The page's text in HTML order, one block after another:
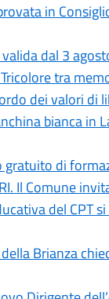
in
dal 3
tra
dei valori di
bianca in
di
Il Comune
del
Brianza